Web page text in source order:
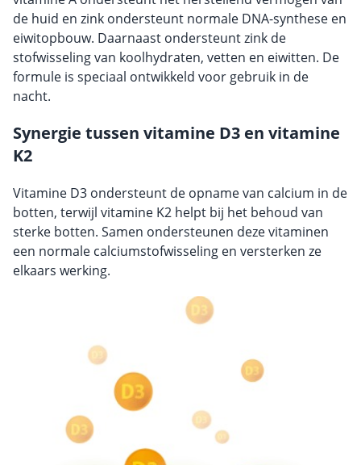
de huid en zink ondersteunt normale DNA-synthese en
eiwitopbouw. Daarnaast ondersteunt zink de
stofwisseling van koolhydraten, vetten en eiwitten. De
formule is speciaal ontwikkeld voor gebruik in de
nacht.
Synergie tussen vitamine D3 en vitamine
K2
Vitamine D3 ondersteunt de opname van calcium in de
botten, terwijl vitamine K2 helpt bij het behoud van
sterke botten. Samen ondersteunen deze vitaminen
een normale calciumstofwisseling en versterken ze
elkaars werking.